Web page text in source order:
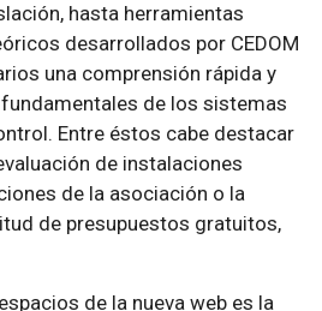
hasta herramientas
desarrollados por CEDOM
una comprensión rápida y
de los sistemas
Entre éstos cabe destacar
de instalaciones
de la asociación o la
de presupuestos gratuitos,
de la nueva web es la